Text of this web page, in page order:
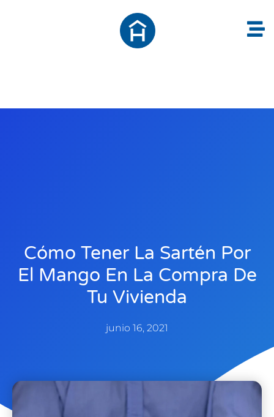
Cómo Tener La Sartén Por
El Mango En La Compra De
Tu Vivienda
junio 16, 2021